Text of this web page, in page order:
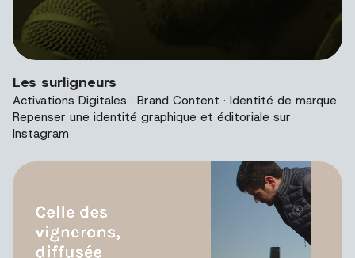
Les surligneurs
Activations Digitales · Brand Content · Identité de marque
Repenser une identité graphique et éditoriale sur
Instagram